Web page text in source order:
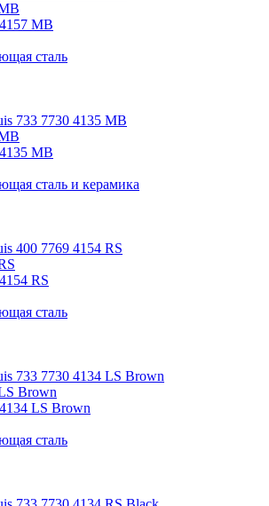
MB
сталь
MB
сталь и керамика
RS
сталь
Brown
LS Brown
сталь